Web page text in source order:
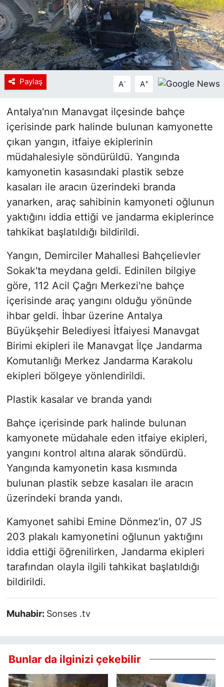
Paylaş A- A+
Antalya'nın Manavgat ilçesinde bahçe
içerisinde park halinde bulunan kamyonette
çıkan yangın, itfaiye ekiplerinin
müdahalesiyle söndürüldü. Yangında
kamyonetin kasasındaki plastik sebze
kasaları ile aracın üzerindeki branda
yanarken, araç sahibinin kamyoneti oğlunun
yaktığını iddia ettiği ve jandarma ekiplerince
tahkikat başlatıldığı bildirildi.
Yangın, Demirciler Mahallesi Bahçelievler
Sokak'ta meydana geldi. Edinilen bilgiye
göre, 112 Acil Çağrı Merkezi'ne bahçe
içerisinde araç yangını olduğu yönünde
ihbar geldi. İhbar üzerine Antalya
Büyükşehir Belediyesi İtfaiyesi Manavgat
Birimi ekipleri ile Manavgat İlçe Jandarma
Komutanlığı Merkez Jandarma Karakolu
ekipleri bölgeye yönlendirildi.
Plastik kasalar ve branda yandı
Bahçe içerisinde park halinde bulunan
kamyonete müdahale eden itfaiye ekipleri,
yangını kontrol altına alarak söndürdü.
Yangında kamyonetin kasa kısmında
bulunan plastik sebze kasaları ile aracın
üzerindeki branda yandı.
Kamyonet sahibi Emine Dönmez'in, 07 JS
203 plakalı kamyonetini oğlunun yaktığını
iddia ettiği öğrenilirken, Jandarma ekipleri
tarafından olayla ilgili tahkikat başlatıldığı
bildirildi.
Muhabir: Sonses .tv
Bunlar da ilginizi çekebilir